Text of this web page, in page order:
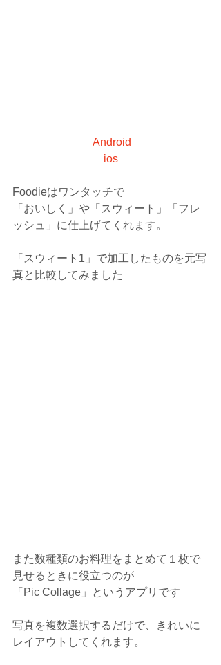
Android
ios
Foodieはワンタッチで
「おいしく」や「スウィート」「フレ
ッシュ」に仕上げてくれます。
「スウィート1」で加工したものを元写
真と比較してみました
また数種類のお料理をまとめて１枚で
見せるときに役立つのが
「Pic Collage」というアプリです
写真を複数選択するだけで、きれいに
レイアウトしてくれます。